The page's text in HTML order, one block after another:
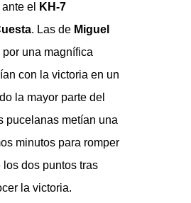
el
KH-7
. Las de Miguel
una magnífica
con la victoria en un
la mayor parte del
pucelanas metían una
minutos para romper
dos puntos tras
la victoria.